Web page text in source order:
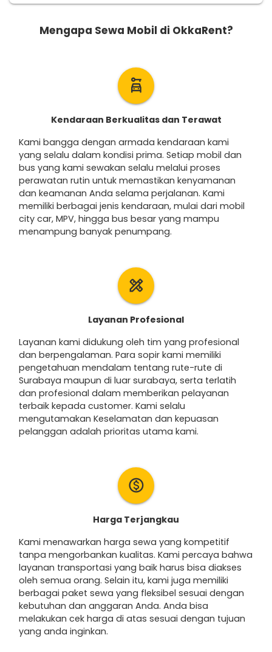
Mengapa Sewa Mobil di OkkaRent?
car_rental
Kendaraan Berkualitas dan Terawat
Kami bangga dengan armada kendaraan kami
yang selalu dalam kondisi prima. Setiap mobil dan
bus yang kami sewakan selalu melalui proses
perawatan rutin untuk memastikan kenyamanan
dan keamanan Anda selama perjalanan. Kami
memiliki berbagai jenis kendaraan, mulai dari mobil
city car, MPV, hingga bus besar yang mampu
menampung banyak penumpang.
design_services
Layanan Profesional
Layanan kami didukung oleh tim yang profesional
dan berpengalaman. Para sopir kami memiliki
pengetahuan mendalam tentang rute-rute di
Surabaya maupun di luar surabaya, serta terlatih
dan profesional dalam memberikan pelayanan
terbaik kepada customer. Kami selalu
mengutamakan Keselamatan dan kepuasan
pelanggan adalah prioritas utama kami.
monetization_on
Harga Terjangkau
Kami menawarkan harga sewa yang kompetitif
tanpa mengorbankan kualitas. Kami percaya bahwa
layanan transportasi yang baik harus bisa diakses
oleh semua orang. Selain itu, kami juga memiliki
berbagai paket sewa yang fleksibel sesuai dengan
kebutuhan dan anggaran Anda. Anda bisa
melakukan cek harga di atas sesuai dengan tujuan
yang anda inginkan.